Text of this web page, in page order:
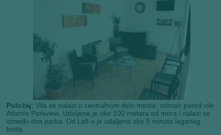
Položaj:Vila se nalazi u centralnom delu mesta, odmah pored vile
Atlantis Parkview. Udaljena je oko 100 metara od mora i nalazi se
između dva parka. Od Lidl-a je udaljena oko 5 minuta laganog
hoda.